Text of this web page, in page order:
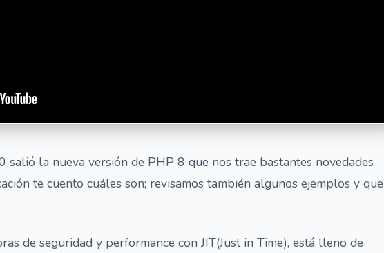
la nueva versión de PHP 8 que nos trae bastantes novedades
te cuento cuáles son; revisamos también algunos ejemplos y que
de seguridad y performance con JIT(Just in Time), está lleno de